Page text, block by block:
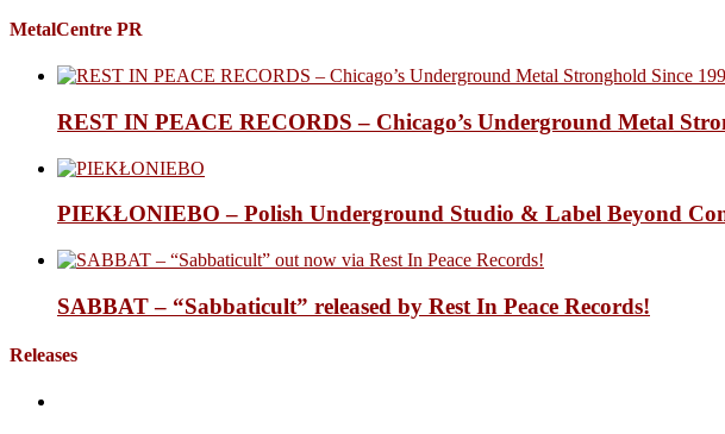
MetalCentre PR
REST IN PEACE RECORDS – Chicago’s Underground Metal
PIEKŁONIEBO – Polish Underground Studio & Label Beyond
SABBAT – “Sabbaticult” released by Rest In Peace Records!
Releases